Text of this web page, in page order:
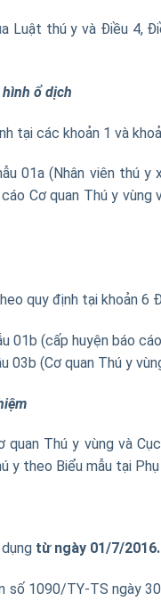
Luật thú y và Điều 4,
ổ dịch
tại các khoản 1 và
01a (Nhân viên thú
Cơ quan Thú y vùng
quy định tại khoản
01b (cấp huyện báo
03b (Cơ quan Thú y
Thú y vùng và
y theo Biểu mẫu tại
từ ngày 01/7/2016.
số 1090/TY-TS ngày